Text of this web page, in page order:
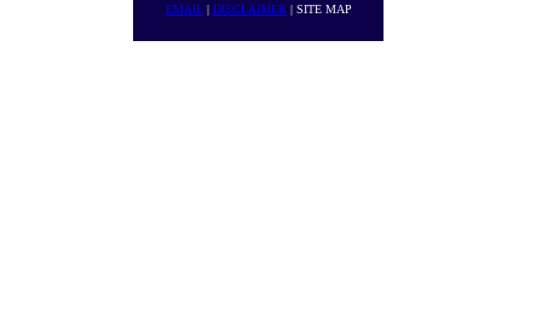
EMAIL| DISCLAIMER | SITE MAP